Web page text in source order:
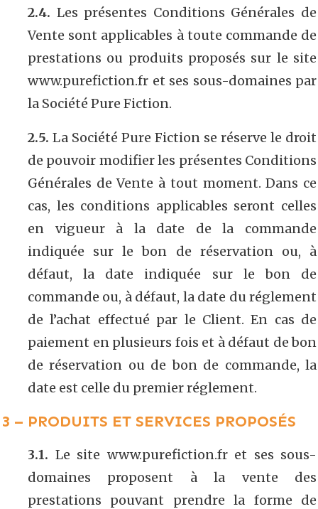
2.4. Les présentes Conditions Générales de
Vente sont applicables à toute commande de
prestations ou produits proposés sur le site
www.purefiction.fr et ses sous-domaines par
la Société Pure Fiction.
2.5. La Société Pure Fiction se réserve le droit
de pouvoir modifier les présentes Conditions
Générales de Vente à tout moment. Dans ce
cas, les conditions applicables seront celles
en vigueur à la date de la commande
indiquée sur le bon de réservation ou, à
défaut, la date indiquée sur le bon de
commande ou, à défaut, la date du réglement
de l’achat effectué par le Client. En cas de
paiement en plusieurs fois et à défaut de bon
de réservation ou de bon de commande, la
date est celle du premier réglement.
3 – PRODUITS ET SERVICES PROPOSÉS
3.1. Le site www.purefiction.fr et ses sous-
domaines proposent à la vente des
prestations pouvant prendre la forme de